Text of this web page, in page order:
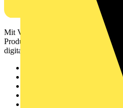
Mit Voltimum erhalten
Produktinformationen, Schulungen
digitalen Plattform und Community.